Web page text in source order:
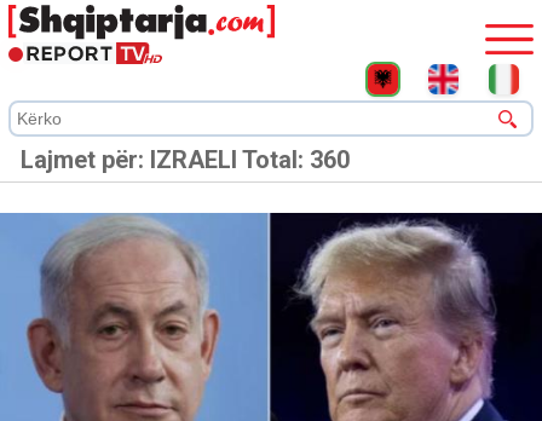
Lajmet për: IZRAELI Total: 360